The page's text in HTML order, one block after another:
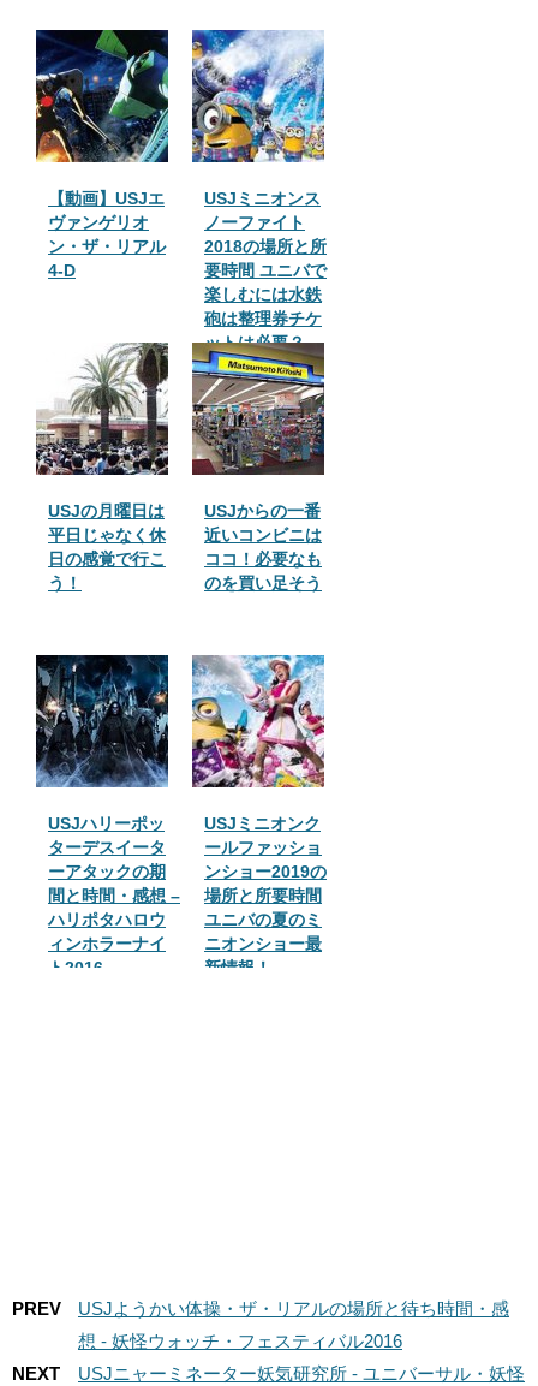
【動画】USJエ
ヴァンゲリオ
ン・ザ・リアル
4-D
USJミニオンス
ノーファイト
2018の場所と所
要時間 ユニバで
楽しむには水鉄
砲は整理券チケ
ットは必要？
USJの月曜日は
平日じゃなく休
日の感覚で行こ
う！
USJからの一番
近いコンビニは
ココ！必要なも
のを買い足そう
USJハリーポッ
ターデスイータ
ーアタックの期
間と時間・感想 –
ハリポタハロウ
ィンホラーナイ
ト2016
USJミニオンク
ールファッショ
ンショー2019の
場所と所要時間
ユニバの夏のミ
ニオンショー最
新情報！
PREV
USJようかい体操・ザ・リアルの場所と待ち時間・感
想 - 妖怪ウォッチ・フェスティバル2016
NEXT
USJニャーミネーター妖気研究所 - ユニバーサル・妖怪